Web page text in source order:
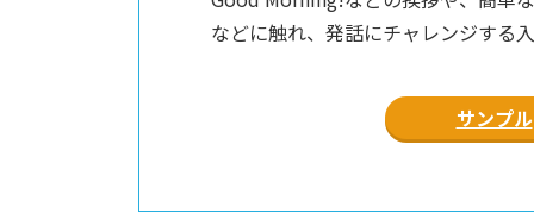
などに触れ、発話にチャレンジする
サンプル